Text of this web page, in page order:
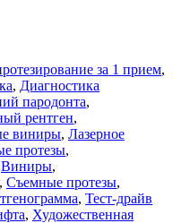
за 1 прием,
, Диагностика
пародонта,
рентген,
виниры, Лазерное
протезы,
Виниры,
, Съемные протезы,
, Тест-драйв
, Художественная